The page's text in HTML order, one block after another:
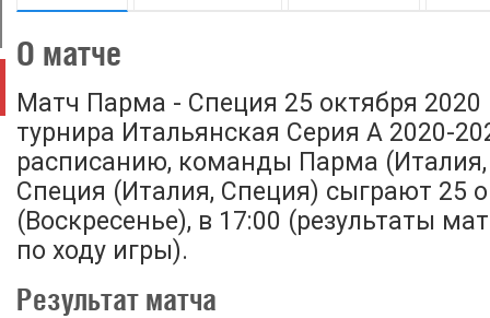
О матче
Матч Парма - Специя 25 октября 2020
турнира Итальянская Серия А 2020-
расписанию, команды Парма
Специя (Италия, Специя) сыграют 25
(Воскресенье), в 17:00 (результаты
по ходу игры).
Результат матча